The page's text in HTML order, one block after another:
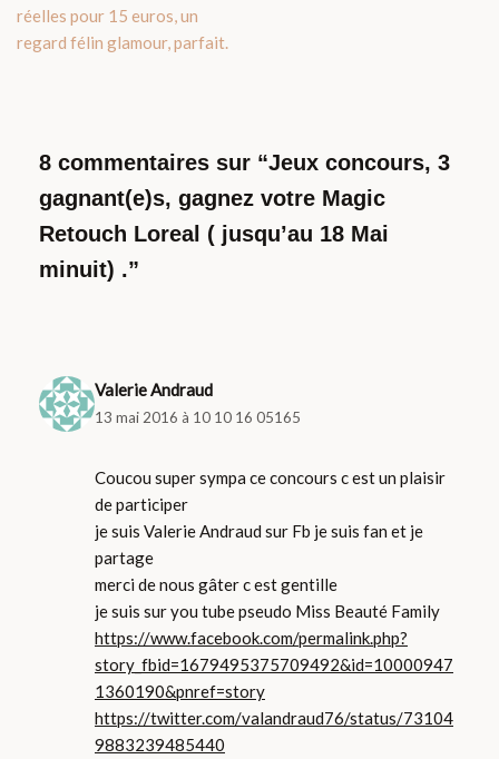
réelles pour 15 euros, un
regard félin glamour, parfait.
8 commentaires sur “Jeux concours, 3
gagnant(e)s, gagnez votre Magic
Retouch Loreal ( jusqu’au 18 Mai
minuit) .”
Valerie Andraud
13 mai 2016 à 10 10 16 05165
Coucou super sympa ce concours c est un plaisir
de participer
je suis Valerie Andraud sur Fb je suis fan et je
partage
merci de nous gâter c est gentille
je suis sur you tube pseudo Miss Beauté Family
https://www.facebook.com/permalink.php?
story_fbid=1679495375709492&id=10000947
1360190&pnref=story
https://twitter.com/valandraud76/status/73104
9883239485440